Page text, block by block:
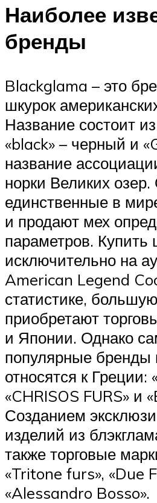
Наиболее
бренды
Blackglama – это
шкурок
Название состоит
«black» – черный и
название
норки Великих
единственные в
и продают мех
параметров.
исключительно на
American Legend
статистике,
приобретают
и Японии. Однако
популярные бренды
относятся к
«CHRISOS FURS» и
Созданием
изделий из
также торговые
«Tritone furs», «Due
«Alessandro Bosso».